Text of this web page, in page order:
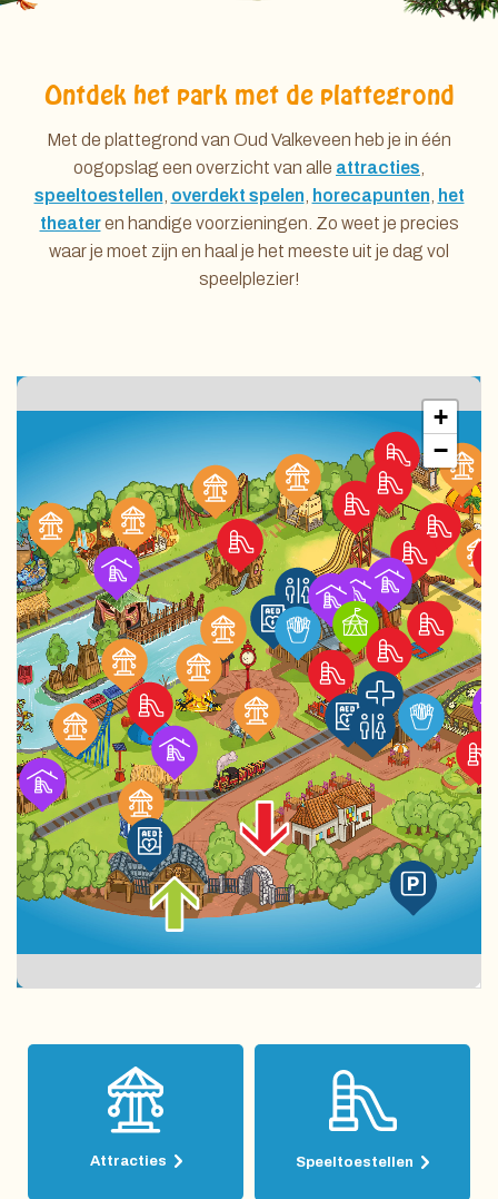
Ontdek het park met de plattegrond
Met de plattegrond van Oud Valkeveen heb je in één
oogopslag een overzicht van alle attracties
speeltoestellen overdekt spelen horecapunten
het
theater en handige voorzieningen. Zo weet je precies
waar je moet zijn en haal je het meeste uit je dag vol
speelplezier!
+
−
Attracties Speeltoestellen